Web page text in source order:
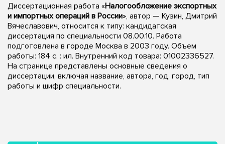
Диссертационная работа «Налогообложение экспортных
и импортных операций в России», автор — Кузин, Дмитрий
Вячеславович, относится к типу: кандидатская
диссертация по специальности 08.00.10. Работа
подготовлена в городе Москва в 2003 году. Объем
работы: 184 с. : ил. Внутренний код товара: 01002336527.
На странице представлены основные сведения о
диссертации, включая название, автора, год, город, тип
работы и шифр специальности.